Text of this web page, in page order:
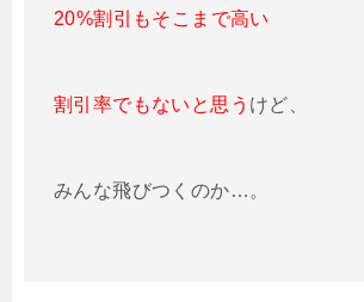
20%割引もそこまで高い
割引率でもないと思う けど、
みんな飛びつくのか…。